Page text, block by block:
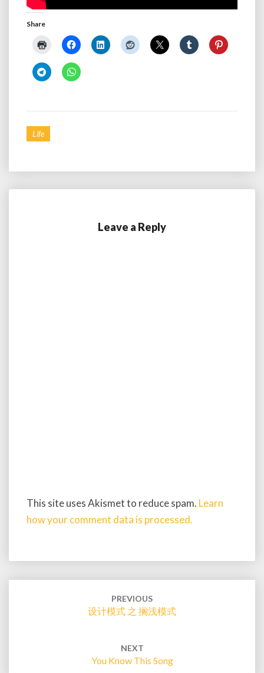
Share
Life
Leave a Reply
This site uses Akismet to reduce spam. Learn
how your comment data is processed.
PREVIOUS
设计模式 之 搁浅模式
NEXT
You Know This Song